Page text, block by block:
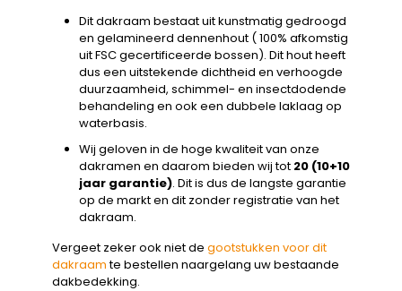
Dit dakraam bestaat uit kunstmatig gedroogd
en gelamineerd dennenhout ( 100% afkomstig
uit FSC gecertificeerde bossen). Dit hout heeft
dus een uitstekende dichtheid en verhoogde
duurzaamheid, schimmel- en insectdodende
behandeling en ook een dubbele laklaag op
waterbasis.
Wij geloven in de hoge kwaliteit van onze
dakramen en daarom bieden wij tot 20 (10+10
jaar garantie). Dit is dus de langste garantie
op de markt en dit zonder registratie van het
dakraam.
Vergeet zeker ook niet de gootstukken voor dit
dakraamte bestellen naargelang uw bestaande
dakbedekking.